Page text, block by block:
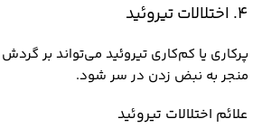
4. اختلالات تیروئید
پرکاری یا کم‌کاری تیروئید می‌تواند بر
منجر به نبض زدن در سر شود.
علائم اختلالات تیروئید